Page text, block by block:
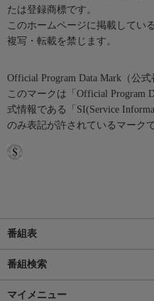
たは登録商標です。
このホームページに掲載してい
複写・転載を禁じます。
Official Program Data Mark（公式
このマークは「Official Program
式情報である「SI(Service
のみ表記が許されているマークで
番組表
番組検索
マイメニュー